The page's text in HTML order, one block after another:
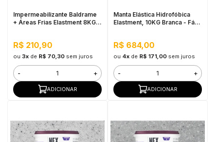
Impermeabilizante Baldrame
+ Áreas Frias Elastment 8KG
Positiva e Negativa
R$ 210,90
ou 3xde R$ 70,30 sem juros
- +
ADICIONAR
Manta Elástica Hidrofóbica
Elastment, 10KG Branca - Fácil
R$ 684,00
ou 4xde R$ 171,00 sem juros
- +
ADICIONAR